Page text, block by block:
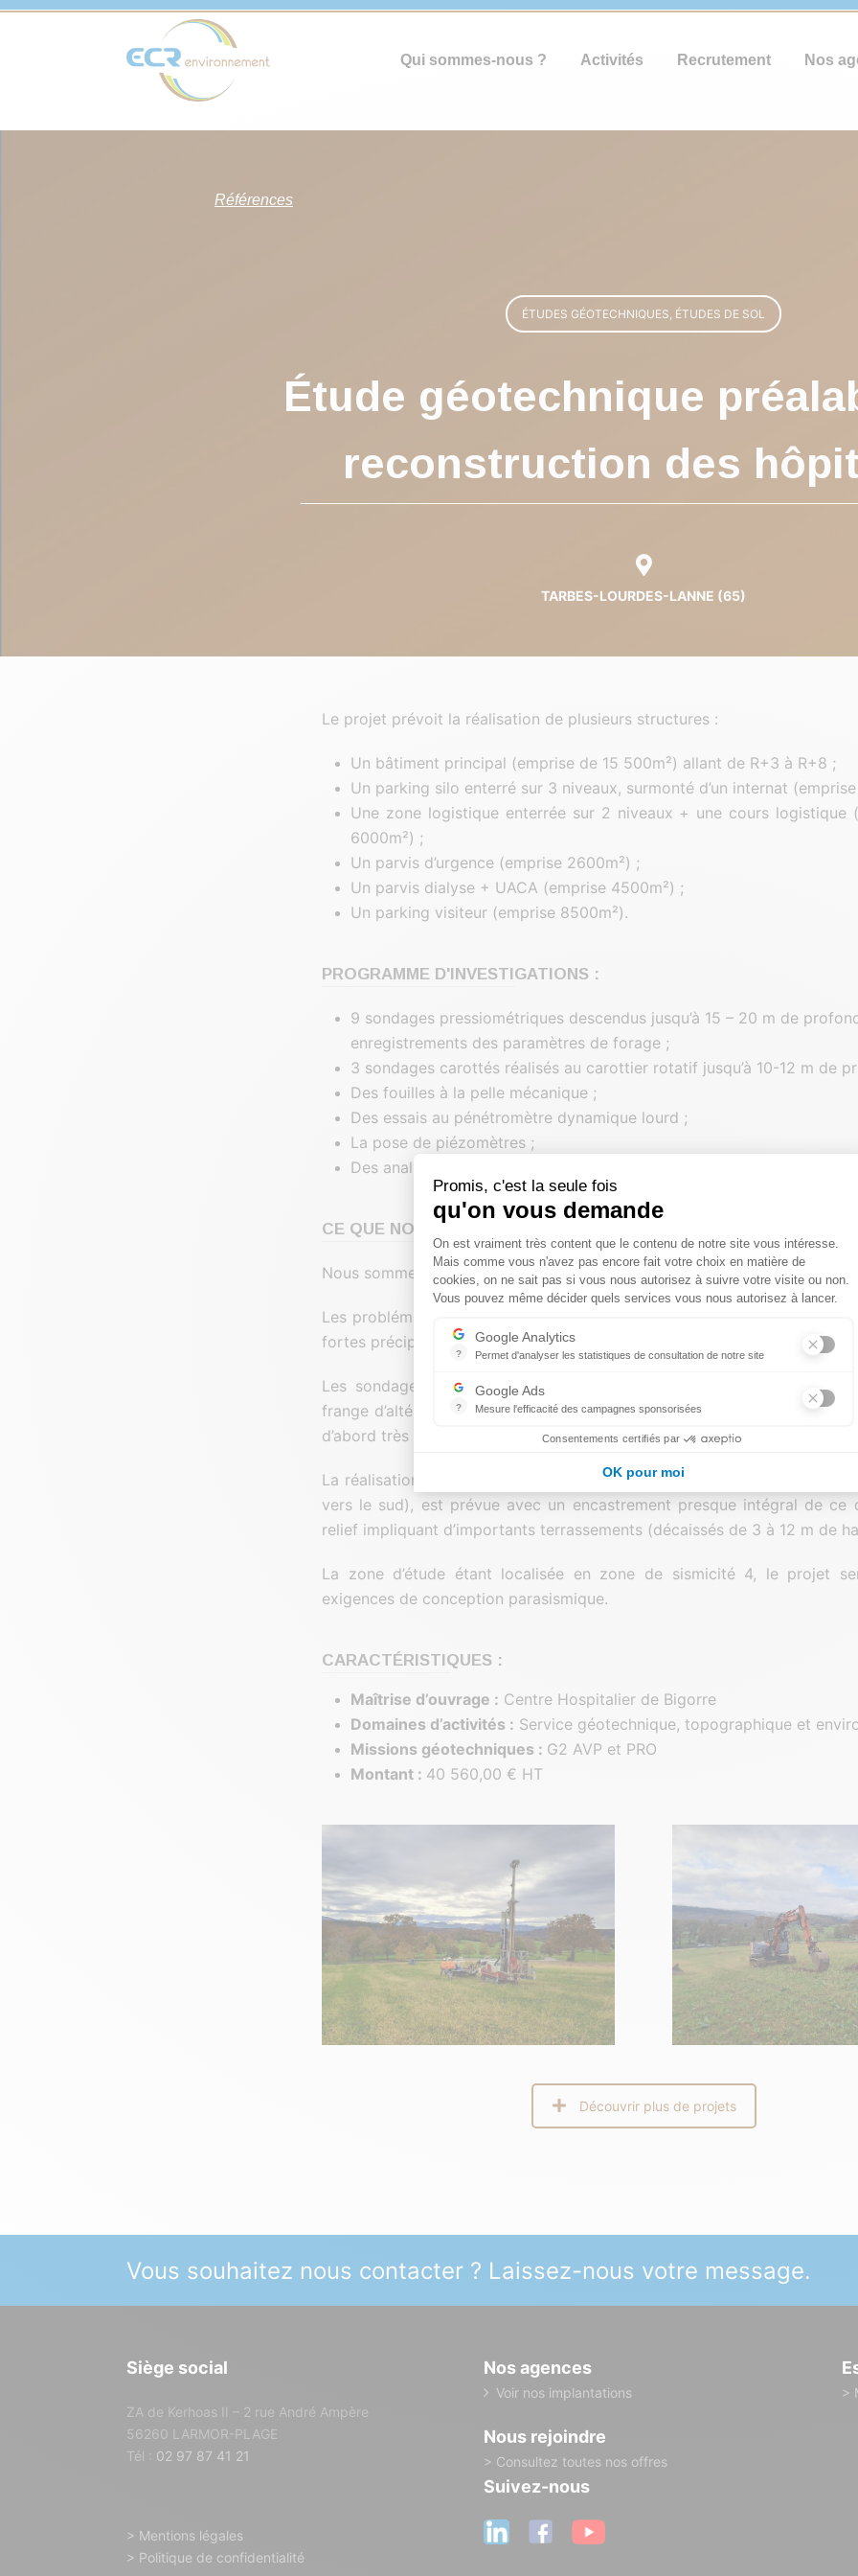
Qui sommes-nous ? Activités Recrutement Nos
Références
ÉTUDES GÉOTECHNIQUES, ÉTUDES DE SOL
Étude géotechnique
reconstruction des
TARBES-LOURDES-LANNE (65)
Le projet prévoit la réalisation de plusieurs structures :
Un bâtiment principal (emprise de 15 500m²) allant de R+3 à R+8 ;
Un parking silo enterré sur 3 niveaux, surmonté d’un internat
Une zone logistique enterrée sur 2 niveaux + une cours logistique
6000m²) ;
Un parvis d’urgence (emprise 2600m²) ;
Un parvis dialyse + UACA (emprise 4500m²) ;
Un parking visiteur (emprise 8500m²).
PROGRAMME D'INVESTIGATIONS :
9 sondages pressiométriques descendus jusqu’à 15 – 20 m de
enregistrements des paramètres de forage ;
3 sondages carottés réalisés au carottier rotatif jusqu’à 10-12 m de
Des fouilles à la pelle mécanique ;
Des essais au pénétromètre dynamique lourd ;
La pose de piézomètres ;
Des analyses en laboratoire.
CE QUE NOUS AVONS REALISÉ :
Nous sommes intervenus en phase des missions géotechniques G2 AVP +
Les problématiques majeures ont porté sur l’accessibilité du site (forte
fortes précipitations qui se sont produites lors de notre intervention.
Les sondages ont permis de mettre en évidence la présence de
frange d’altération argileuse d’épaisseur variable recouvrant un
d’abord très fracturé / altéré puis devenant +/- massif en profondeur.
La réalisation du projet, en adaptation avec la topographie du site
vers le sud), est prévue avec un encastrement presque intégral de ce
relief impliquant d’importants terrassements (décaissés de 3 à 12 m de
La zone d’étude étant localisée en zone de sismicité 4, le projet
exigences de conception parasismique.
CARACTÉRISTIQUES :
Maîtrise d’ouvrage : Centre Hospitalier de Bigorre
Domaines d’activités : Service géotechnique, topographique et
Missions géotechniques : G2 AVP et PRO
Montant : 40 560,00 € HT
Découvrir plus de projets
Vous souhaitez nous contacter ? Laissez-nous votre message.
Siège social
ZA de Kerhoas II – 2 rue André Ampère
56260 LARMOR-PLAGE
Tél : 02 97 87 41 21
> Mentions légales
> Politique de confidentialité
Nos agences
Voir nos implantations
Nous rejoindre
> Consultez toutes nos offres
Suivez-nous
>
Promis, c'est la seule fois
qu'on vous demande
Plateforme de Gestion du
On est vraiment très content que le contenu de notre site vous intéresse.
Mais comme vous n'avez pas encore fait votre choix en matière de
cookies, on ne sait pas si vous nous autorisez à suivre votre visite ou non.
Vous pouvez même décider quels services vous nous autorisez à lancer.
?
Google Analytics
Permet d'analyser les statistiques de consultation de notre site
?
Google Ads
Mesure l'efficacité des campagnes sponsorisées
Consentements certifiés par
OK pour moi